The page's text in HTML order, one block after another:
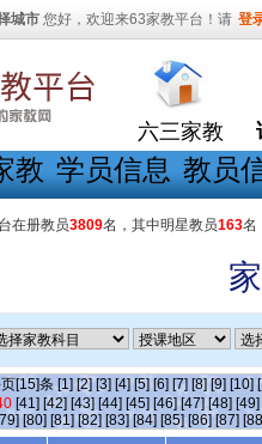
城市 您好，欢迎来63家教平台！请 登
六三家教
教 学员信息 教员
在册教员3809名，其中明星教员163名
[15]条 [1] [2] [3] [4] [5] [6] [7] [8] [9] [10]
[41] [42] [43] [44] [45] [46] [47] [48] [49]
[80] [81] [82] [83] [84] [85] [86] [87]